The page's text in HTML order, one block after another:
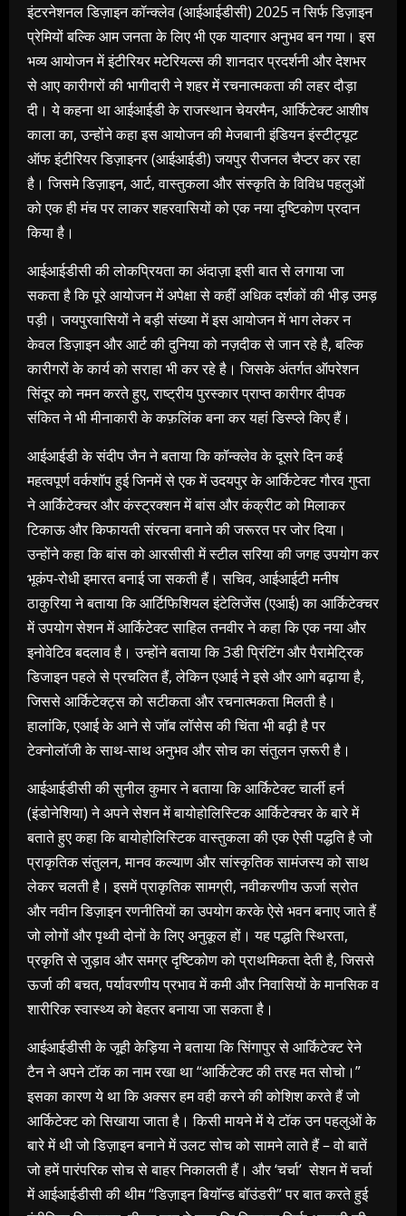
इंटरनेशनल डिज़ाइन कॉन्क्लेव (आईआईडीसी) 2025 न सिर्फ डिज़ाइन
प्रेमियों बल्कि आम जनता के लिए भी एक यादगार अनुभव बन गया। इस
भव्य आयोजन में इंटीरियर मटेरियल्स की शानदार प्रदर्शनी और देशभर
से आए कारीगरों की भागीदारी ने शहर में रचनात्मकता की लहर दौड़ा
दी। ये कहना था आईआईडी के राजस्थान चेयरमैन, आर्किटेक्ट आशीष
काला का, उन्होंने कहा इस आयोजन की मेजबानी इंडियन इंस्टीट्यूट
ऑफ इंटीरियर डिज़ाइनर (आईआईडी) जयपुर रीजनल चैप्टर कर रहा
है। जिसमे डिज़ाइन, आर्ट, वास्तुकला और संस्कृति के विविध पहलुओं
को एक ही मंच पर लाकर शहरवासियों को एक नया दृष्टिकोण प्रदान
किया है।
आईआईडीसी की लोकप्रियता का अंदाज़ा इसी बात से लगाया जा
सकता है कि पूरे आयोजन में अपेक्षा से कहीं अधिक दर्शकों की भीड़ उमड़
पड़ी। जयपुरवासियों ने बड़ी संख्या में इस आयोजन में भाग लेकर न
केवल डिज़ाइन और आर्ट की दुनिया को नज़दीक से जान रहे है, बल्कि
कारीगरों के कार्य को सराहा भी कर रहे है। जिसके अंतर्गत ऑपरेशन
सिंदूर को नमन करते हुए, राष्ट्रीय पुरस्कार प्राप्त कारीगर दीपक
संकित ने भी मीनाकारी के कफ़लिंक बना कर यहां डिस्प्ले किए हैं।
आईआईडी के संदीप जैन ने बताया कि कॉन्क्लेव के दूसरे दिन कई
महत्वपूर्ण वर्कशॉप हुई जिनमें से एक में उदयपुर के आर्किटेक्ट गौरव गुप्ता
ने आर्किटेक्चर और कंस्ट्रक्शन में बांस और कंक्रीट को मिलाकर
टिकाऊ और किफायती संरचना बनाने की जरूरत पर जोर दिया।
उन्होंने कहा कि बांस को आरसीसी में स्टील सरिया की जगह उपयोग कर
भूकंप-रोधी इमारत बनाई जा सकती हैं। सचिव, आईआईटी मनीष
ठाकुरिया ने बताया कि आर्टिफिशियल इंटेलिजेंस (एआई) का आर्किटेक्चर
में उपयोग सेशन में आर्किटेक्ट साहिल तनवीर ने कहा कि एक नया और
इनोवेटिव बदलाव है। उन्होंने बताया कि 3डी प्रिंटिंग और पैरामेट्रिक
डिजाइन पहले से प्रचलित हैं, लेकिन एआई ने इसे और आगे बढ़ाया है,
जिससे आर्किटेक्ट्स को सटीकता और रचनात्मकता मिलती है।
हालांकि, एआई के आने से जॉब लॉसेस की चिंता भी बढ़ी है पर
टेक्नोलॉजी के साथ-साथ अनुभव और सोच का संतुलन ज़रूरी है।
आईआईडीसी की सुनील कुमार ने बताया कि आर्किटेक्ट चार्ली हर्न
(इंडोनेशिया) ने अपने सेशन में बायोहोलिस्टिक आर्किटेक्चर के बारे में
बताते हुए कहा कि बायोहोलिस्टिक वास्तुकला की एक ऐसी पद्धति है जो
प्राकृतिक संतुलन, मानव कल्याण और सांस्कृतिक सामंजस्य को साथ
लेकर चलती है। इसमें प्राकृतिक सामग्री, नवीकरणीय ऊर्जा स्रोत
और नवीन डिज़ाइन रणनीतियों का उपयोग करके ऐसे भवन बनाए जाते हैं
जो लोगों और पृथ्वी दोनों के लिए अनुकूल हों। यह पद्धति स्थिरता,
प्रकृति से जुड़ाव और समग्र दृष्टिकोण को प्राथमिकता देती है, जिससे
ऊर्जा की बचत, पर्यावरणीय प्रभाव में कमी और निवासियों के मानसिक व
शारीरिक स्वास्थ्य को बेहतर बनाया जा सकता है।
आईआईडीसी के जूही केड़िया ने बताया कि सिंगापुर से आर्किटेक्ट रेने
टैन ने अपने टॉक का नाम रखा था “आर्किटेक्ट की तरह मत सोचो।”
इसका कारण ये था कि अक्सर हम वही करने की कोशिश करते हैं जो
आर्किटेक्ट को सिखाया जाता है। किसी मायने में ये टॉक उन पहलुओं के
बारे में थी जो डिज़ाइन बनाने में उलट सोच को सामने लाते हैं – वो बातें
जो हमें पारंपरिक सोच से बाहर निकालती हैं। और ‘चर्चा’ सेशन में चर्चा
में आईआईडीसी की थीम “डिज़ाइन बियॉन्ड बॉउंडरी” पर बात करते हुई